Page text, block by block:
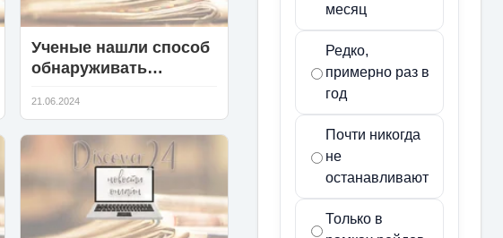
Ученые нашли способ
обнаруживать
корабли детекторами
21.06.2024
месяц
Редко,
примерно раз в
год
Почти никогда
не
останавливают
Только в